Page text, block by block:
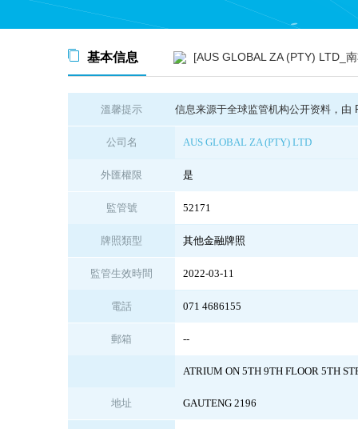
基本信息 [AUS GLOBAL ZA (PTY) LTD_南非監
溫馨提示 信息来源于全球监管机构公开资料，由
公司名 AUS GLOBAL ZA (PTY) LTD
外匯權限 是
監管號 52171
牌照類型 其他金融牌照
監管生效時間 2022-03-11
電話 071 4686155
郵箱 --
地址
ATRIUM ON 5TH 9TH FLOOR 5TH
GAUTENG 2196